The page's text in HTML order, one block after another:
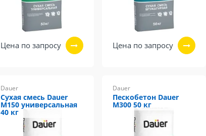
Цена по запросу Цена по запросу
Dauer
Сухая смесь Dauer
М150 универсальная
40 кг
Dauer
Пескобетон Dauer
М300 50 кг